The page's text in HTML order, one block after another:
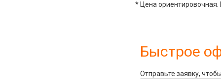
* Цена ориентировочная.
Быстрое
Отправьте заявку,